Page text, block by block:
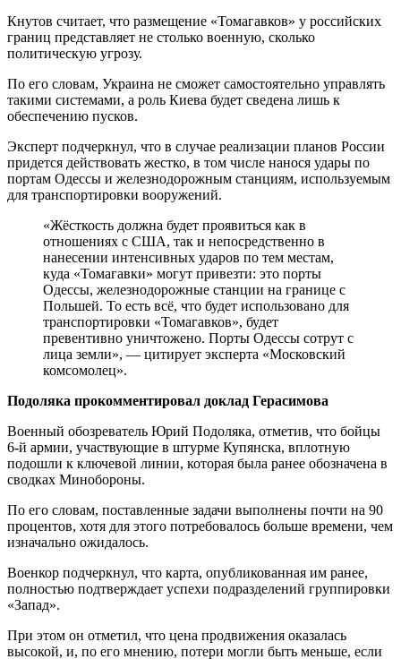
Кнутов считает, что размещение «Томагавков» у российских
границ представляет не столько военную, сколько
политическую угрозу.
По его словам, Украина не сможет самостоятельно управлять
такими системами, а роль Киева будет сведена лишь к
обеспечению пусков.
Эксперт подчеркнул, что в случае реализации планов России
придется действовать жестко, в том числе нанося удары по
портам Одессы и железнодорожным станциям, используемым
для транспортировки вооружений.
«Жёсткость должна будет проявиться как в
отношениях с США, так и непосредственно в
нанесении интенсивных ударов по тем местам,
куда «Томагавки» могут привезти: это порты
Одессы, железнодорожные станции на границе с
Польшей. То есть всё, что будет использовано для
транспортировки «Томагавков», будет
превентивно уничтожено. Порты Одессы сотрут с
лица земли», — цитирует эксперта «Московский
комсомолец».
Подоляка прокомментировал доклад Герасимова
Военный обозреватель Юрий Подоляка, отметив, что бойцы
6-й армии, участвующие в штурме Купянска, вплотную
подошли к ключевой линии, которая была ранее обозначена в
сводках Минобороны.
По его словам, поставленные задачи выполнены почти на 90
процентов, хотя для этого потребовалось больше времени, чем
изначально ожидалось.
Военкор подчеркнул, что карта, опубликованная им ранее,
полностью подтверждает успехи подразделений группировки
«Запад».
При этом он отметил, что цена продвижения оказалась
высокой, и, по его мнению, потери могли быть меньше, если